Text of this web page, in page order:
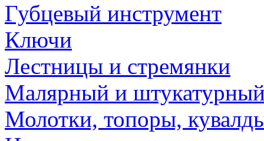
Губцевый инструмент
Ключи
Лестницы и стремянки
Малярный и
Молотки, топоры,